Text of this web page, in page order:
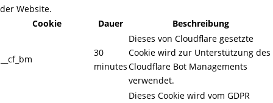
der Website.
Cookie
Dauer Beschreibung
__cf_bm
30
minutes
Dieses von Cloudflare gesetzte
Cookie wird zur Unterstützung des
Cloudflare Bot Managements
verwendet.
Dieses Cookie wird vom GDPR